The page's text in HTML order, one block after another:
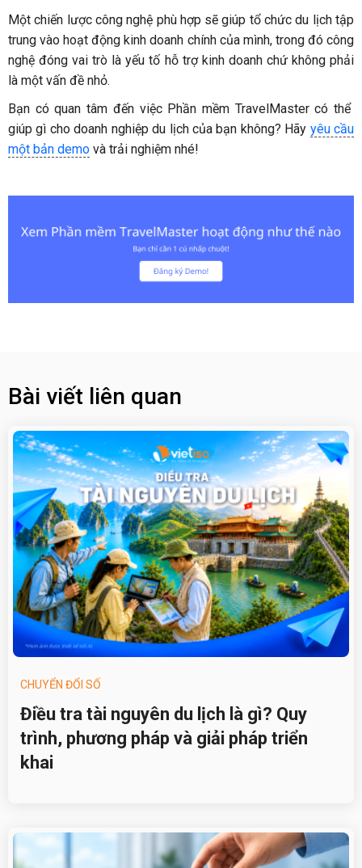
Một chiến lược công nghệ phù hợp sẽ giúp tổ chức du lịch tập
trung vào hoạt động kinh doanh chính của mình, trong đó công
nghệ đóng vai trò là yếu tố hỗ trợ kinh doanh chứ không phải
là một vấn đề nhỏ.
Bạn có quan tâm đến việc Phần mềm TravelMaster có thể
giúp gì cho doanh nghiệp du lịch của bạn không? Hãy yêu cầu
một bản demo và trải nghiệm nhé!
Bài viết liên quan
CHUYỂN ĐỔI SỐ
Điều tra tài nguyên du lịch là gì? Quy
trình, phương pháp và giải pháp triển
khai